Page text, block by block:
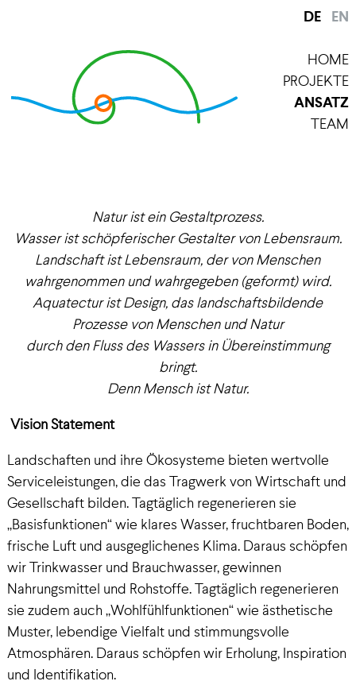
DE EN
HOME
PROJEKTE
ANSATZ
TEAM
Natur ist ein Gestaltprozess.
Wasser ist schöpferischer Gestalter von Lebensraum.
Landschaft ist Lebensraum, der von Menschen
wahrgenommen und wahrgegeben (geformt) wird.
Aquatectur ist Design, das landschaftsbildende
Prozesse von Menschen und Natur
durch den Fluss des Wassers in Übereinstimmung
bringt.
Denn Mensch ist Natur.
Vision Statement
Landschaften und ihre Ökosysteme bieten wertvolle
Serviceleistungen, die das Tragwerk von Wirtschaft und
Gesellschaft bilden. Tagtäglich regenerieren sie
„Basisfunktionen“ wie klares Wasser, fruchtbaren Boden,
frische Luft und ausgeglichenes Klima. Daraus schöpfen
wir Trinkwasser und Brauchwasser, gewinnen
Nahrungsmittel und Rohstoffe. Tagtäglich regenerieren
sie zudem auch „Wohlfühlfunktionen“ wie ästhetische
Muster, lebendige Vielfalt und stimmungsvolle
Atmosphären. Daraus schöpfen wir Erholung, Inspiration
und Identifikation.